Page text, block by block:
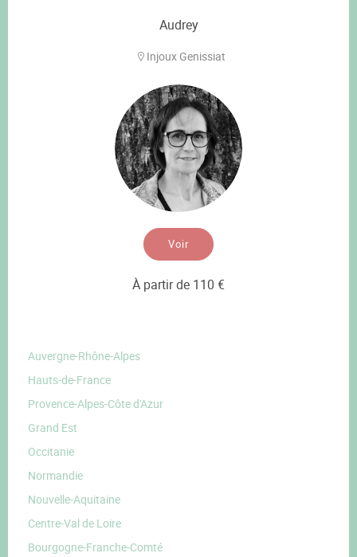
Audrey
Injoux Genissiat
Voir
À partir de 110 €
Auvergne-Rhône-Alpes
Hauts-de-France
Provence-Alpes-Côte d'Azur
Grand Est
Occitanie
Normandie
Nouvelle-Aquitaine
Centre-Val de Loire
Bourgogne-Franche-Comté